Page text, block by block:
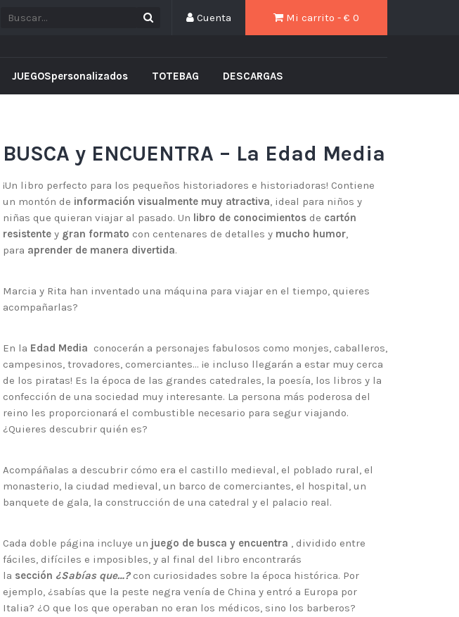
Mi carrito - € 0
Cuenta
JUEGOSpersonalizados TOTEBAG DESCARGAS
BUSCA y ENCUENTRA – La Edad Media
¡Un libro perfecto para los pequeños historiadores e historiadoras! Contiene
un montón de información visualmente muy atractiva, ideal para niños y
niñas que quieran viajar al pasado. Un libro de conocimientosde cartón
resistentey gran formato con centenares de detalles y mucho humor,
para aprender de manera divertida.
Marcia y Rita han inventado una máquina para viajar en el tiempo, quieres
acompañarlas?
En la Edad Media conocerán a personajes fabulosos como monjes, caballeros,
campesinos, trovadores, comerciantes… ¡e incluso llegarán a estar muy cerca
de los piratas! Es la época de las grandes catedrales, la poesía, los libros y la
confección de una sociedad muy interesante. La persona más poderosa del
reino les proporcionará el combustible necesario para segur viajando.
¿Quieres descubrir quién es?
Acompáñalas a descubrir cómo era el castillo medieval, el poblado rural, el
monasterio, la ciudad medieval, un barco de comerciantes, el hospital, un
banquete de gala, la construcción de una catedral y el palacio real.
Cada doble página incluye un juego de busca y encuentra , dividido entre
fáciles, difíciles e imposibles, y al final del libro encontrarás
la sección ¿Sabías que…?con curiosidades sobre la época histórica. Por
ejemplo, ¿sabías que la peste negra venía de China y entró a Europa por
Italia? ¿O que los que operaban no eran los médicos, sino los barberos?